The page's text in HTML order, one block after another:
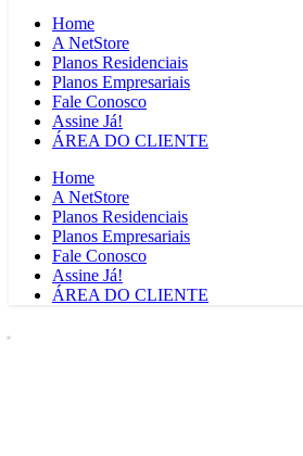
Home
A NetStore
Planos Residenciais
Planos Empresariais
Fale Conosco
Assine Já!
ÁREA DO CLIENTE
Home
A NetStore
Planos Residenciais
Planos Empresariais
Fale Conosco
Assine Já!
ÁREA DO CLIENTE